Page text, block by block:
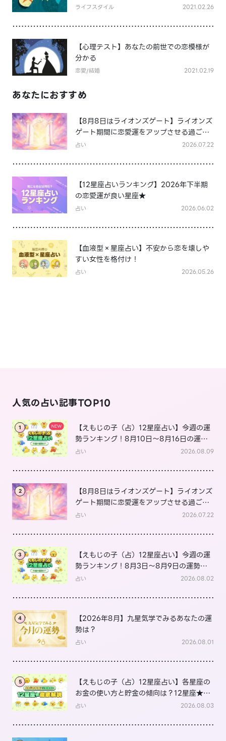
ライフスタイル 2021.02.26
【心理テスト】あなたの前世での恋模様が
分かる
恋愛/結婚 2021.02.19
あなたにおすすめ
【8月8日はライオンズゲート】ライオンズ
ゲート期間に恋愛運をアップさせる過ごし
方は？
占い 2026.07.22
【12星座占いランキング】2026年下半期
の恋愛運が良い星座★
占い 2026.06.02
【血液型×星座占い】不安から恋を壊しや
すい女性を格付け！
占い 2026.05.26
人気の占い記事TOP10
1
【えもじの子（占）12星座占い】今週の運
勢ランキング！8月10日～8月16日の運勢
は？
占い 2026.08.09
2
【8月8日はライオンズゲート】ライオンズ
ゲート期間に恋愛運をアップさせる過ごし
方は？
占い 2026.07.22
3
【えもじの子（占）12星座占い】今週の運
勢ランキング！8月3日～8月9日の運勢
は？
占い 2026.08.02
4
【2026年8月】九星気学でみるあなたの運
勢は？
占い 2026.08.01
5
【えもじの子（占）12星座占い】各星座の
お金の使い方と貯金の傾向は？12星座★徹
底解説
占い 2026.08.03